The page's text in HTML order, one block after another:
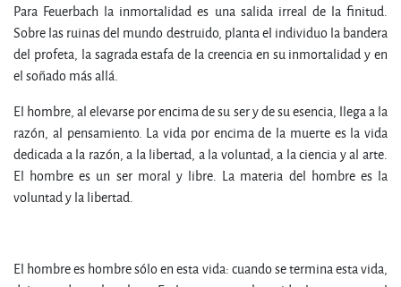
Para Feuerbach la inmortalidad es una salida irreal de la finitud.
Sobre las ruinas del mundo destruido, planta el individuo la bandera
del profeta, la sagrada estafa de la creencia en su inmortalidad y en
el soñado más allá.
El hombre, al elevarse por encima de su ser y de su esencia, llega a la
razón, al pensamiento. La vida por encima de la muerte es la vida
dedicada a la razón, a la libertad, a la voluntad, a la ciencia y al arte.
El hombre es un ser moral y libre. La materia del hombre es la
voluntad y la libertad.
El hombre es hombre sólo en esta vida: cuando se termina esta vida,